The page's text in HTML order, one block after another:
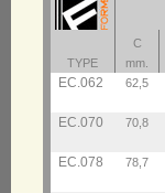
TYPE
C
mm.
EC.062 62,5
EC.070 70,8
EC.078 78,7